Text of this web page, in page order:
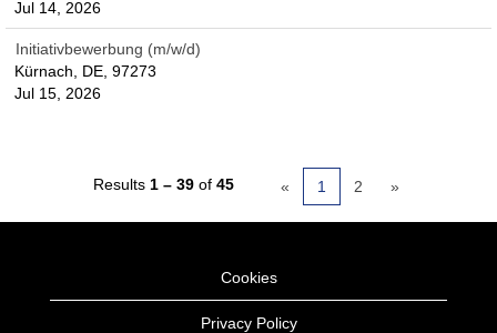
Jul 14, 2026
Initiativbewerbung (m/w/d)
Kürnach, DE, 97273
Jul 15, 2026
Results 1 – 39of 45 « 1 2 »
Cookies
Privacy Policy